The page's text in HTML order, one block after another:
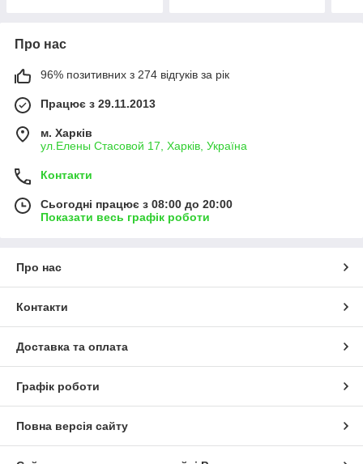
Про нас
96% позитивних з 274 відгуків за рік
Працює з 29.11.2013
м. Харків
ул.Елены Стасовой 17, Харків, Україна
Контакти
Сьогодні працює з 08:00 до 20:00
Показати весь графік роботи
Про нас
Контакти
Доставка та оплата
Графік роботи
Повна версія сайту